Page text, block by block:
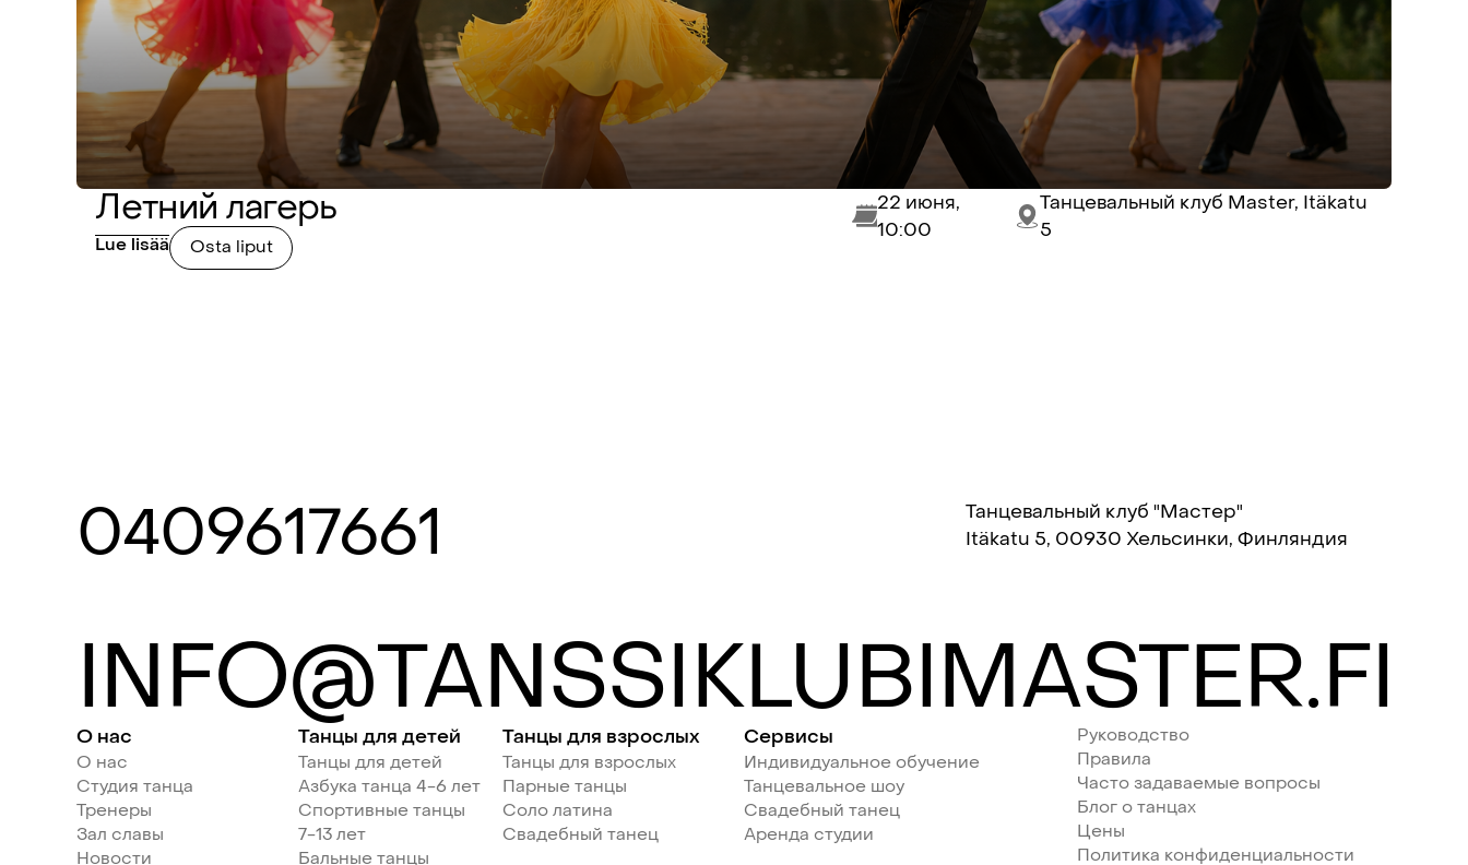
Летний лагерь
Lue lisää Osta liput
22 июня,
10:00
Танцевальный клуб Master, Itäkatu
5
0409617661
Танцевальный клуб "Мастер"
Itäkatu 5, 00930 Хельсинки, Финляндия
INFO@TANSSIKLUBIMASTER.FI
О нас
О нас
Студия танца
Тренеры
Зал славы
Новости
Танцы для детей
Танцы для детей
Азбука танца 4-6 лет
Спортивные танцы
7-13 лет
Бальные танцы
Танцы для взрослых
Танцы для взрослых
Парные танцы
Соло латина
Свадебный танец
Сервисы
Индивидуальное обучение
Танцевальное шоу
Свадебный танец
Аренда студии
Руководство
Правила
Часто задаваемые вопросы
Блог о танцах
Цены
Политика конфиденциальности